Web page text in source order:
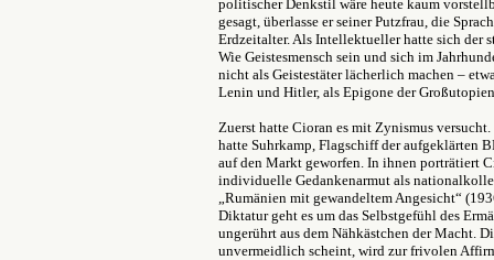
politischer Denkstil wäre heute kaum
gesagt, überlasse er seiner Putzfrau, die
Erdzeitalter. Als Intellektueller hatte sich der
Wie Geistesmensch sein und sich im
nicht als Geistestäter lächerlich machen –
Lenin und Hitler, als Epigone der
Zuerst hatte Cioran es mit Zynismus
hatte Suhrkamp, Flagschiff der aufgeklärten
auf den Markt geworfen. In ihnen porträtiert
individuelle Gedankenarmut als
„Rumänien mit gewandeltem Angesicht“
Diktatur geht es um das Selbstgefühl des
ungerührt aus dem Nähkästchen der Macht.
unvermeidlich scheint, wird zur frivolen